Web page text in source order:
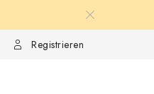
Registrieren